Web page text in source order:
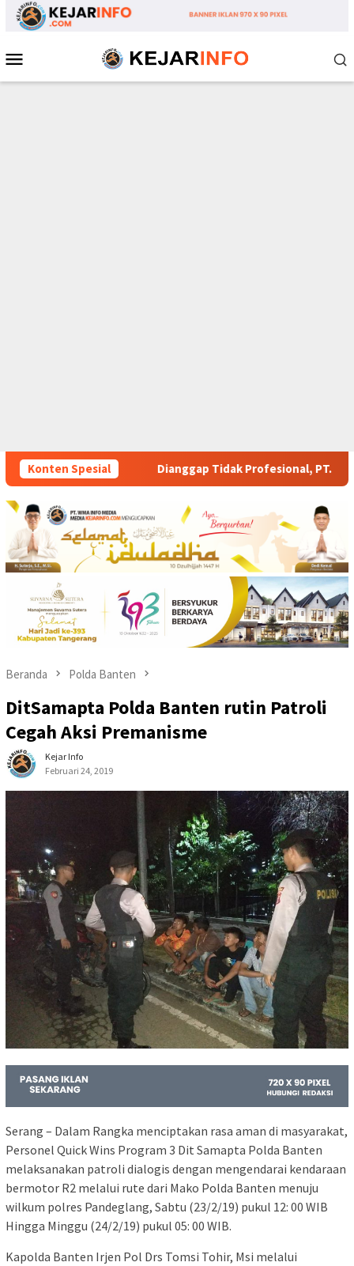
Loncat
Mobile
Konten Spesial
Tidak Profesional, PT. Rajeg Media Telekomunikasi Jadi
Beranda Polda Banten
DitSamapta Polda Banten rutin Patroli
Cegah Aksi Premanisme
Kejar Info
Februari 24, 2019
Serang – Dalam Rangka menciptakan rasa aman di masyarakat,
Personel Quick Wins Program 3 Dit Samapta Polda Banten
melaksanakan patroli dialogis dengan mengendarai kendaraan
bermotor R2 melalui rute dari Mako Polda Banten menuju
wilkum polres Pandeglang, Sabtu (23/2/19) pukul 12: 00 WIB
Hingga Minggu (24/2/19) pukul 05: 00 WIB.
Kapolda Banten Irjen Pol Drs Tomsi Tohir, Msi melalui